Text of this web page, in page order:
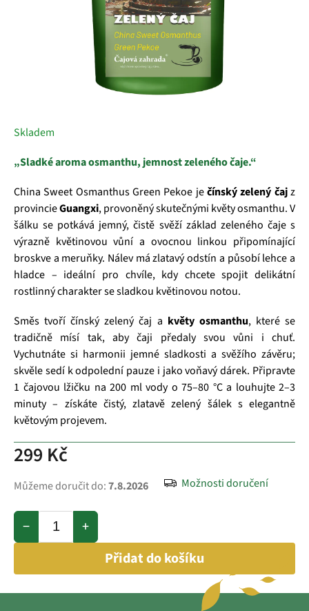
299 Kč
Skladem
Můžeme doručit do:7.8.2026 Možnosti doručení
+
−
Přidat do košíku
„Sladké aroma osmanthu, jemnost zeleného čaje.“
China Sweet Osmanthus Green Pekoe ječínský zelený čajz
provincieGuangxi, provoněný skutečnými květy osmanthu. V
šálku se potkává jemný, čistě svěží základ zeleného čaje s
výrazně květinovou vůní a ovocnou linkou připomínající
broskve a meruňky. Nálev má zlatavý odstín a působí lehce a
hladce – ideální pro chvíle, kdy chcete spojit delikátní
rostlinný charakter se sladkou květinovou notou.
Směs tvoří čínský zelený čaj a květy osmanthu, které se
tradičně mísí tak, aby čaji předaly svou vůni i chuť.
Vychutnáte si harmonii jemné sladkosti a svěžího závěru;
skvěle sedí k odpolední pauze i jako voňavý dárek. Připravte
1 čajovou lžičku na 200 ml vody o 75–80 °C a louhujte 2–3
minuty – získáte čistý, zlatavě zelený šálek s elegantně
květovým projevem.